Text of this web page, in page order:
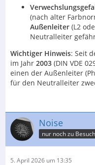
(nach alter
Außenleiter (L2
Neutralleiter
Wichtiger Hinweis: Seit
im Jahr 2003 (DIN VDE
einen der Außenleiter
für den Neutralleiter
Noise
nur noch zu
5. April 2026 um 13:35